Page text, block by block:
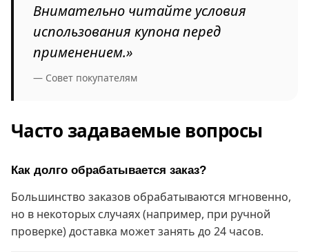
Внимательно читайте условия
использования купона перед
применением.»
— Совет покупателям
Часто задаваемые вопросы
Как долго обрабатывается заказ?
Большинство заказов обрабатываются мгновенно,
но в некоторых случаях (например, при ручной
проверке) доставка может занять до 24 часов.